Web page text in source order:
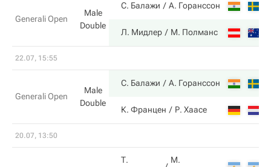
Generali Open
Male
Double
С. Балажи А. Горанссон
Л. Мидлер М. Полманс
22.07, 15:55
Generali Open
Male
Double
С. Балажи А. Горанссон
К. Францен Р. Хаасе
20.07, 13:50
Т.
М.